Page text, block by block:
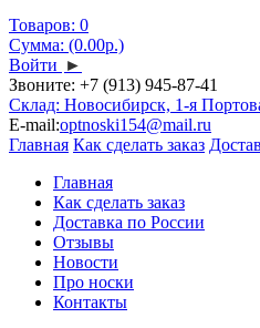
Товаров: 0
Сумма: (0.00р.)
Войти ►
Звоните: +7 (913) 945-87-41
Склад: Новосибирск, 1-я
E-mail:optnoski154@mail.ru
Главная Как сделать заказ
Главная
Как сделать заказ
Доставка по России
Отзывы
Новости
Про носки
Контакты